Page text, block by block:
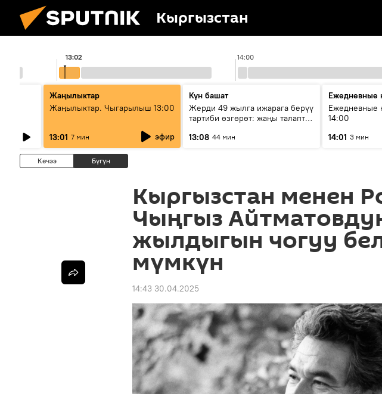
Кыргызстан
14:00
13:02
Жаңылыктар
Жаңылыктар. Чыгарылыш 13:00
13:01 7 мин эфир
Күн башат
Жерди 49 жылга ижарага берүү
тартиби өзгөрөт: жаңы талаптар
13:08 44 мин
Ежедневные
Ежедневные
14:00
14:01 3 мин
Кечээ Бүгүн
Кыргызстан менен
Чыңгыз
жылдыгын чогуу
мүмкүн
14:43 30.04.2025